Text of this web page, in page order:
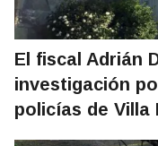
El fiscal Adrián
investigación
policías de Villa